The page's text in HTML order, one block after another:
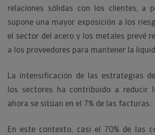
relaciones sólidas con los clientes, a
supone una mayor exposición a los
el sector del acero y los metales prevé
a los proveedores para mantener la
La intensificación de las estrategias
los sectores ha contribuido a reducir
ahora se sitúan en el 7% de las facturas.
En este contexto, casi el 70% de las